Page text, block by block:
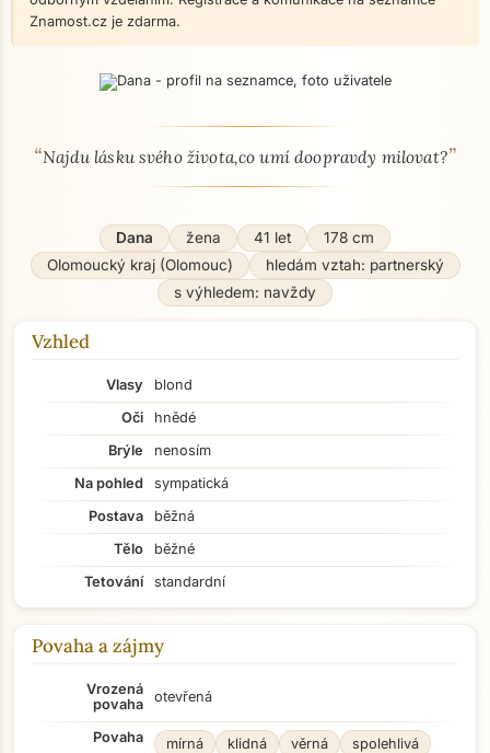
Znamost.cz je zdarma.
O mně - seznamka profil
“Najdu lásku svého života,co umí doopravdy milovat?”
Dana žena 41 let
178 cm
Olomoucký kraj (Olomouc)
hledám vztah: partnerský
s výhledem: navždy
Vzhled
Vlasy
blond
Oči
hnědé
Brýle
nenosím
Na pohled
sympatická
Postava
běžná
Tělo
běžné
Tetování
standardní
Povaha a zájmy
Vrozená
povaha
otevřená
Povaha mírná klidná věrná
spolehlivá